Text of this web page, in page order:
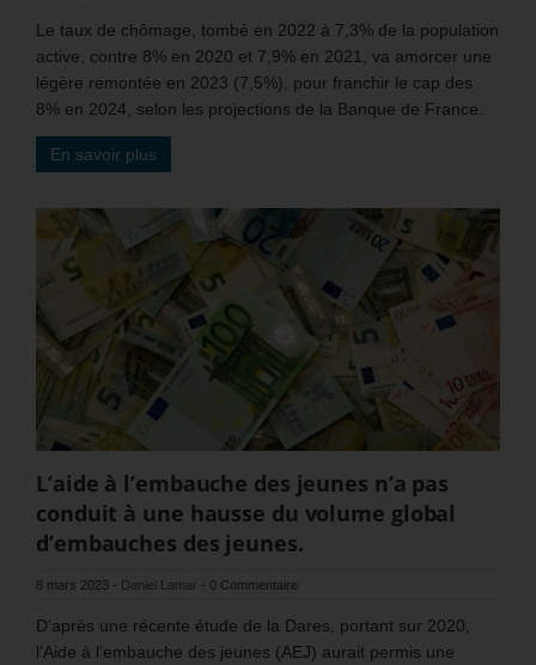
Le taux de chômage, tombé en 2022 à 7,3% de la population
active, contre 8% en 2020 et 7,9% en 2021, va amorcer une
légère remontée en 2023 (7,5%), pour franchir le cap des
8% en 2024, selon les projections de la Banque de France.
En savoir plus
L’aide à l’embauche des jeunes n’a pas
conduit à une hausse du volume global
d’embauches des jeunes.
8 mars 2023 - Daniel Lamar - 0 Commentaire
D’après une récente étude de la Dares, portant sur 2020,
l’Aide à l’embauche des jeunes (AEJ) aurait permis une